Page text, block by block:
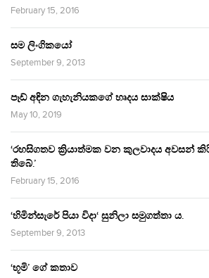
February 15, 2016
සම ලිංගිකයෝ
September 9, 2013
පෑඩ් අඳින ගැහැනියකගේ හෘදය සාක්ෂිය
May 10, 2019
‘රහසිගතව ක්‍රියාත්මක වන කුලවාදය අවසන්
තිබේ.’
February 15, 2016
‘හිමින්සැරේ පියා විදා‘ සුනිලා සමුගත්තා ය.
September 9, 2013
‘භූමි’ ගේ කතාව